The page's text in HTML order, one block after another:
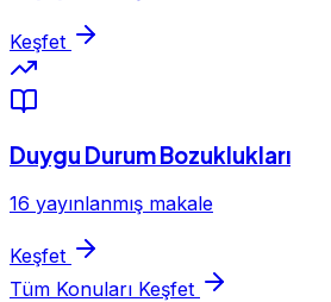
Keşfet
Duygu Durum Bozuklukları
16 yayınlanmış makale
Keşfet
Tüm Konuları Keşfet